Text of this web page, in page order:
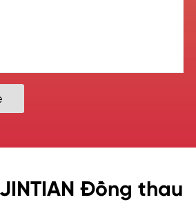
Đồng thau